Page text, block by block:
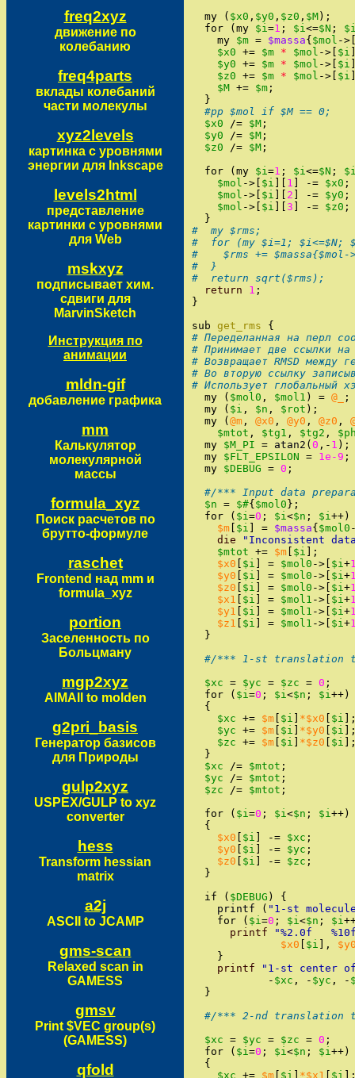
freq2xyz
движение по
колебанию
freq4parts
вклады колебаний
части молекулы
xyz2levels
картинка с уровнями
энергии для Inkscape
levels2html
представление
картинки с уровнями
для Web
mskxyz
подписывает хим.
сдвиги для
MarvinSketch
Инструкция по
анимации
mldn-gif
добавление графика
mm
Калькулятор
молекулярной
массы
formula_xyz
Поиск расчетов по
брутто-формуле
raschet
Frontend над mm и
formula_xyz
portion
Заселенность по
Больцману
mgp2xyz
AIMAll to molden
g2pri_basis
Генератор базисов
для Природы
gulp2xyz
USPEX/GULP to xyz
converter
hess
Transform hessian
matrix
a2j
ASCII to JCAMP
gms-scan
Relaxed scan in
GAMESS
gmsv
Print $VEC group(s)
(GAMESS)
qfold
my
( $x0 , $y0 , $z0 , $M ) ;
for
( my $i=1 ; $i<=$N ;
my $m = $massa{ $mol ->
$x0 += $m * $mol -> $i
$y0 += $m * $mol -> $i
$z0 += $m * $mol -> $i
$M += $m ;
}
#pp $mol if $M == 0;
$x0
/= $M ;
$y0
/= $M ;
$z0
/= $M ;
for
( my $i=1 ; $i<=$N ;
$mol -> $i 1 -= $x0 ;
$mol -> $i 2 -= $y0 ;
$mol -> $i 3 -= $z0 ;
}
#  my $rms;
#  for (my $i=1; $i<=$N;
#    $rms +=
#  }
#  return sqrt($rms);
return
1 ;
}
sub get_rms
{
# Переделанная на перл
# Принимает две ссылки
# Возвращает RMSD между
# Во вторую ссылку
# Использует глобальный
my
( $mol0 , $mol1 ) = @_
;
my
( $i , $n , $rot ) ;
my
( @m , @x0 , @y0 , @z0 ,
$mtot , $tg1 , $tg2 ,
my $M_PI = atan2 ( 0 , - 1 ) ;
my $FLT_EPSILON = 1e-9 ;
my $DEBUG = 0 ;
#/*** Input data
$n = $#{ $mol0 } ;
for
( $i=0 ; $i<$n ; $i++ )
$m $i = $massa{ $mol0
die
" Inconsistent
$mtot += $m $i
;
$x0
$i = $mol0 -> $i+
$y0
$i = $mol0 -> $i+
$z0
$i = $mol0 -> $i+
$x1
$i = $mol1 -> $i+
$y1
$i = $mol1 -> $i+
$z1
$i = $mol1 -> $i+
}
#/*** 1-st translation
$xc = $yc = $zc = 0 ;
for
( $i=0 ; $i<$n ; $i++ )
{
$xc += $m $i *$x0 $i
$yc += $m $i *$y0 $i
$zc += $m $i *$z0 $i
}
$xc
/= $mtot ;
$yc
/= $mtot ;
$zc
/= $mtot ;
for
( $i=0 ; $i<$n ; $i++ )
{
$x0
$i -= $xc ;
$y0
$i -= $yc ;
$z0
$i -= $zc ;
}
if
( $DEBUG )
{
printf
( " 1-st
for
( $i=0 ; $i<$n ; $i
printf
"%2.0f
$x0
$i ,
}
printf
" 1-st center
- $xc , - $yc , -
}
#/*** 2-nd translation
$xc = $yc = $zc = 0 ;
for
( $i=0 ; $i<$n ; $i++ )
{
$xc += $m $i *$x1 $i